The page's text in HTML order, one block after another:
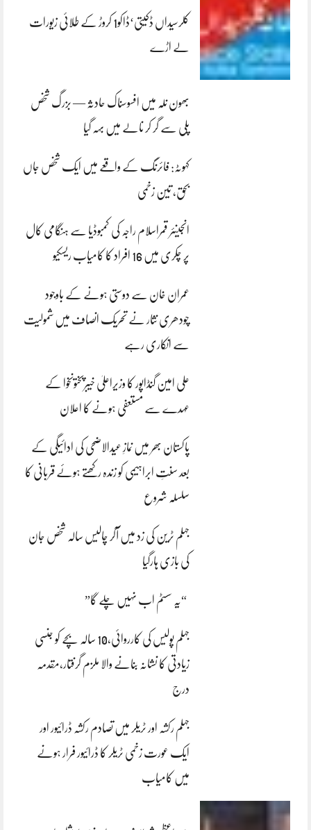
کلرسیداں ڈکیتی‘ڈاکو1 کروڑ کے طلائی زیورات
لے اڑے
بھون نلہ میں افسوسناک حادثہ — بزرگ شخص
پلی سے گر کر نالے میں بہہ گیا
کہوٹہ: فائرنگ کے واقعے میں ایک شخص جاں
بحق، تین زخمی
انجینئر قمراسلام راجہ کی کمبوڈیا سے ہنگامی کال
پر چکری میں 16 افراد کا کامیاب ریسکیو
عمران خان سے دوستی ہونے کے باوجود
چودھری نثار نے تحریک انصاف میں شمولیت
سے انکاری رہے
علی امین گنڈاپور کا وزیراعلیٰ خیبرپختونخوا کے
عہدے سے مستعفی ہونے کا اعلان
پاکستان بھر میں نمازِ عیدالاضحی کی ادائیگی کے
بعد سنتِ ابراہیمی کو زندہ رکھتے ہوئے قربانی کا
سلسلہ شروع
جہلم ٹرین کی زد میں آکر چالیس سالہ شخص جان
کی بازی ہارگیا
“یہ سسٹم اب نہیں چلے گا”
جہلم پولیس کی کارروائی،10 سالہ بچے کو جنسی
زیادتی کا نشانہ بنانے والا ملزم گرفتار،مقدمہ
درج
جہلم رکشہ اور ٹریلر میں تصادم رکشہ ڈرائیور اور
ایک عورت زخمی ٹریلر کا ڈرائیور فرار ہونے
میں کامیاب